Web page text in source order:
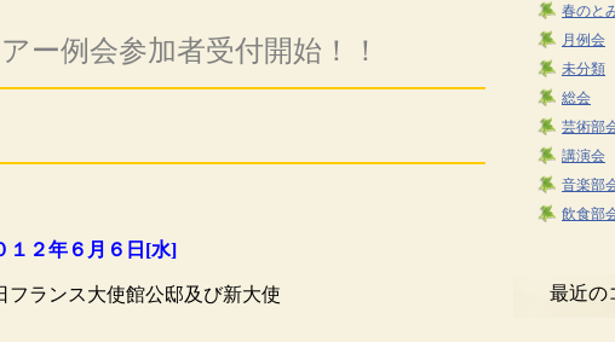
ー例会参加者受付開始！！
１２年６月６日[水]
ランス大使館公邸及び新大使
春のと
月例会
未分類
総会
芸術部
講演会
音楽部
飲食部
最近の